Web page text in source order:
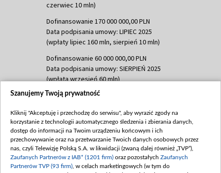
czerwiec 10 mln)
Dofinansowanie 170 000 000,00 PLN
Data podpisania umowy: LIPIEC 2025
(wpłaty lipiec 160 mln, sierpień 10 mln)
Dofinansowanie 60 000 000,00 PLN
Data podpisania umowy: SIERPIEŃ 2025
(wpłata wrzesień 60 mln)
Dofinansowanie 635 783 051,21 PLN
(wpłata wrzesień 100 mln, październik 350
mln, listopad 265 mln)
Dofinansowanie 48 862 000,00 PLN
Data podpisania umowy: GRUDZIEŃ 2025
(wpłata grudzień 60,548 mln)
Szanujemy Twoją prywatność
Kliknij "Akceptuję i przechodzę do serwisu", aby wyrazić zgody na
korzystanie z technologii automatycznego śledzenia i zbierania danych,
dostęp do informacji na Twoim urządzeniu końcowym i ich
przechowywanie oraz na przetwarzanie Twoich danych osobowych przez
nas, czyli Telewizję Polską S.A. w likwidacji (zwaną dalej również „TVP”),
Zaufanych Partnerów z IAB* (1201 firm) oraz pozostałych Zaufanych
Partnerów TVP (93 firm) , w celach marketingowych (w tym do